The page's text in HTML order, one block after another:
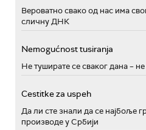
Вероватно свако од нас има
сличну ДНК
Nemogućnost tusiranja
Не туширате се сваког дана – не
Cestitke za uspeh
Да ли сте знали да се најбоље
производе у Србији